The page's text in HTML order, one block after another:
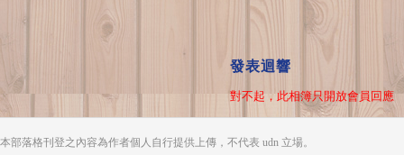
發表迴響
對不起，此相簿只開放會員回應
本部落格刊登之內容為作者個人自行提供上傳，不代表 udn 立場。